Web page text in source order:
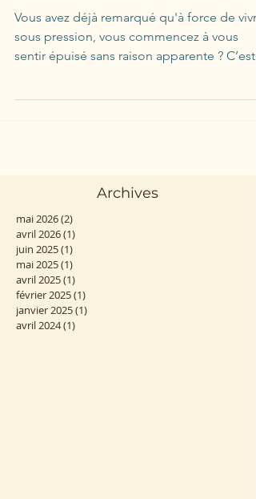
Vous avez déjà remarqué qu'à force de vivre
sous pression, vous commencez à vous
sentir épuisé sans raison apparente ? C’est
Archives
mai 2026(2)
avril 2026(1)
juin 2025(1)
mai 2025(1)
avril 2025(1)
février 2025(1)
janvier 2025(1)
avril 2024(1)